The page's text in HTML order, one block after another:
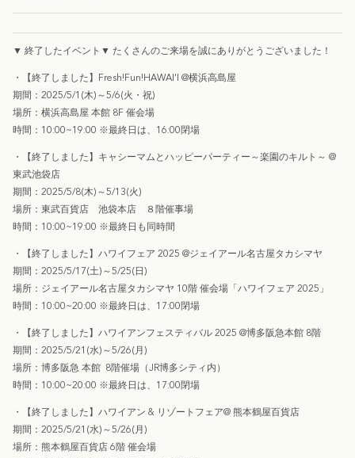
▼ 終了したイベント ▼ たくさんのご来場を誠にありがとうございました！
・【終了しました】Fresh!Fun!HAWAI’I @横浜高島屋
期間： 2025/5/1(木) ～5/6(火・祝)
場所：横浜高島屋 本館 8F 催会場
時間： 10:00~19:00 ※最終日は、 16:00閉場
・【終了しました】キャシーマムとハッピーパーティー～楽園のキルト～ @
東武池袋店
期間：2025/5/8(木)～5/13(火)
場所： 東武百貨店 池袋本店 ８階催事場
時間：10:00~19:00 ※最終日も同時間
・ 【終了しました】 ハワイフェア 2025 @ジェイアール名古屋タカシマヤ
期間： 2025/5/17(土) ～5/25( 日 )
場所： ジェイアール名古屋タカシマヤ 10階 催会場「ハワイフェア 2025」
時間： 10:00~20:00 ※最終日は、 17:00閉場
・ 【終了しました】 ハワイアンフェスティバル 2025 @博多阪急本館 8階
期間： 2025/5/21(水) ～5/26( 月 )
場所：博多阪急 本館 8階催場（JR博多シティ内）
時間： 10:00~20:00 ※最終日は、 17:00閉場
・ 【終了しました】 ハワイアン & リゾートフェア@ 熊本鶴屋百貨店
期間： 2025/5/21(水) ～5/26( 月 )
場所：熊本鶴屋百貨店 6 階 催会場